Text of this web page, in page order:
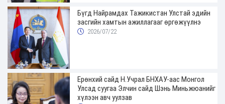
Бүгд Найрамдах Тажикистан Улстай эдийн
засгийн хамтын ажиллагааг өргөжүүлнэ
2026/07/22
Ерөнхий сайд Н.Учрал БНХАУ-аас Монгол
Улсад суугаа Элчин сайд Шэнь Миньжюанийг
хүлээн авч уулзав